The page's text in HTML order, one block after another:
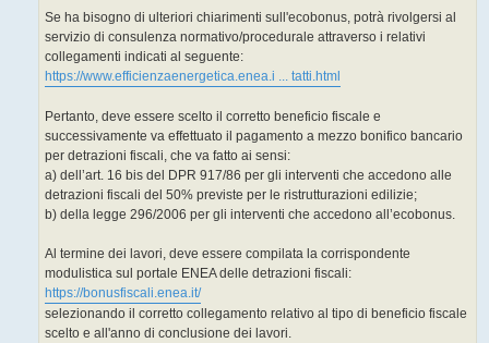
Se ha bisogno di ulteriori chiarimenti sull'ecobonus, potrà rivolgersi al
servizio di consulenza normativo/procedurale attraverso i relativi
collegamenti indicati al seguente:
https://www.efficienzaenergetica.enea.i ... tatti.html
Pertanto, deve essere scelto il corretto beneficio fiscale e
successivamente va effettuato il pagamento a mezzo bonifico bancario
per detrazioni fiscali, che va fatto ai sensi:
a) dell’art. 16 bis del DPR 917/86 per gli interventi che accedono alle
detrazioni fiscali del 50% previste per le ristrutturazioni edilizie;
b) della legge 296/2006 per gli interventi che accedono all’ecobonus.
Al termine dei lavori, deve essere compilata la corrispondente
modulistica sul portale ENEA delle detrazioni fiscali:
https://bonusfiscali.enea.it/
selezionando il corretto collegamento relativo al tipo di beneficio fiscale
scelto e all'anno di conclusione dei lavori.